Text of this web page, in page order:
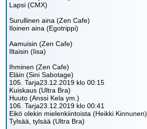
Lapsi (CMX)
Surullinen aina (Zen Cafe)
Iloinen aina (Egotrippi)
Aamuisin (Zen Cafe)
Iltaisin (Iisa)
Ihminen (Zen Cafe)
Eläin (Sini Sabotage)
105. Tarja23.12.2019 klo 00:15
Kuiskaus (Ultra Bra)
Huuto (Anssi Kela ym.)
106. Tarja23.12.2019 klo 00:41
Eikö olekin mielenkiintoista (Heikki Kinnunen)
Tylsää, tylsää (Ultra Bra)